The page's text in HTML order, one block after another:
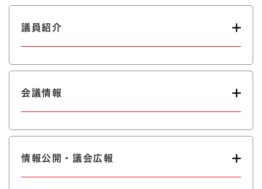
議員紹介
会議情報
情報公開・議会広報